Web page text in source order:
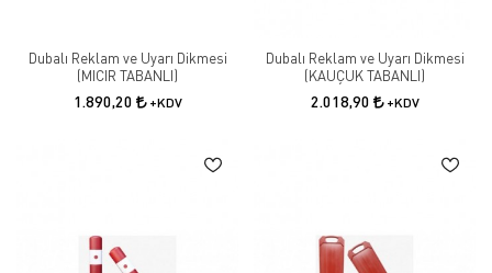
Dubalı Reklam ve Uyarı Dikmesi
(MICIR TABANLI)
1.890,20 +KDV
Dubalı Reklam ve Uyarı Dikmesi
(KAUÇUK TABANLI)
2.018,90 +KDV